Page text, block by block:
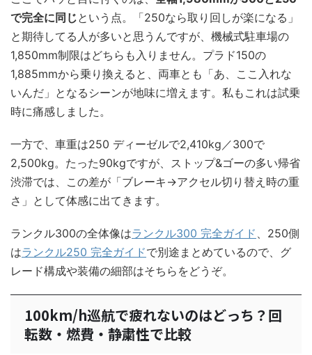
で完全に同じという点。「250なら取り回しが楽になる」
と期待してる人が多いと思うんですが、機械式駐車場の
1,850mm制限はどちらも入りません。プラド150の
1,885mmから乗り換えると、両車とも「あ、ここ入れな
いんだ」となるシーンが地味に増えます。私もこれは試乗
時に痛感しました。
一方で、車重は250 ディーゼルで2,410kg／300で
2,500kg。たった90kgですが、ストップ&ゴーの多い帰省
渋滞では、この差が「ブレーキ→アクセル切り替え時の重
さ」として体感に出てきます。
ランクル300の全体像はランクル300 完全ガイド 、250側
はランクル250 完全ガイドで別途まとめているので、グ
レード構成や装備の細部はそちらをどうぞ。
100km/h巡航で疲れないのはどっち？回
転数・燃費・静粛性で比較